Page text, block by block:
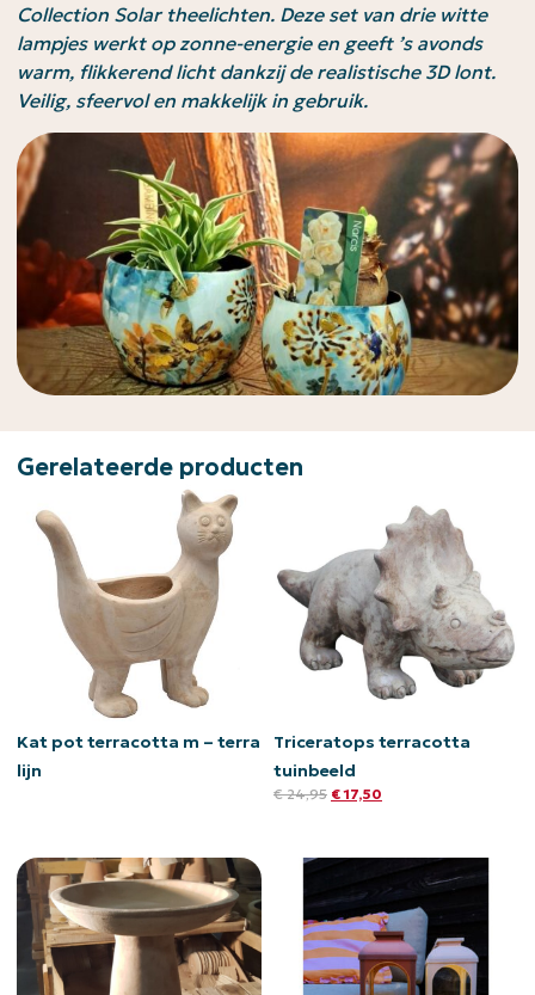
Collection Solar theelichten. Deze set van drie witte
lampjes werkt op zonne-energie en geeft ’s avonds
warm, flikkerend licht dankzij de realistische 3D lont.
Veilig, sfeervol en makkelijk in gebruik.
Gerelateerde producten
Kat pot terracotta m – terra
lijn
Triceratops terracotta
tuinbeeld
€24,95 €17,50